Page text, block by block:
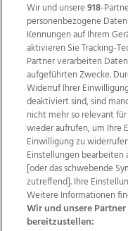
Wir über uns
Datenschutz
AGB Website
Wir und unsere918-
personenbezogene
Kennungen auf Ihrem
aktivieren Sie Tracking-
Partner verarbeiten
aufgeführten Zwecke.
Widerruf Ihrer
deaktiviert sind, sind
nicht mehr so relevant
wieder aufrufen, um Ihre
Einwilligung zu
Einstellungen bearbeiten
[oder das schwebende
zutreffend]. Ihre
Weitere Informationen
Wir und unsere
bereitzustellen: